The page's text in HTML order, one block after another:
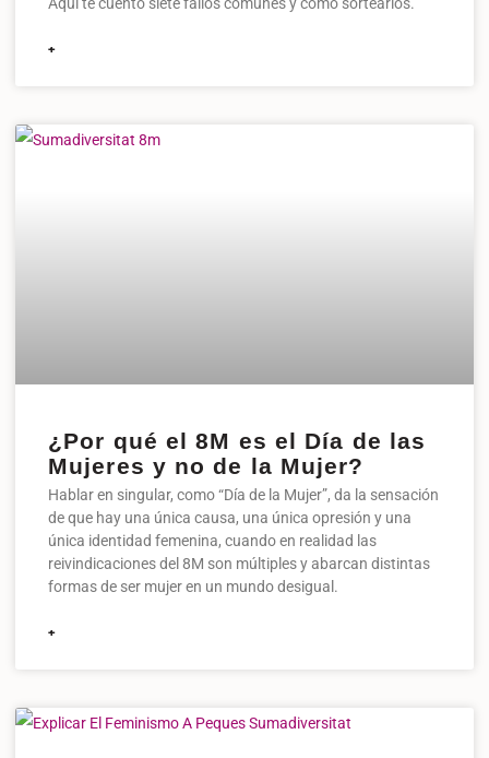
Aquí te cuento siete fallos comunes y cómo sortearlos.
+
¿Por qué el 8M es el Día de las
Mujeres y no de la Mujer?
Hablar en singular, como “Día de la Mujer”, da la sensación
de que hay una única causa, una única opresión y una
única identidad femenina, cuando en realidad las
reivindicaciones del 8M son múltiples y abarcan distintas
formas de ser mujer en un mundo desigual.
+